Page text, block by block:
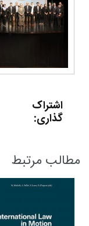
اشتراک
گذاری:
مطالب مرتبط